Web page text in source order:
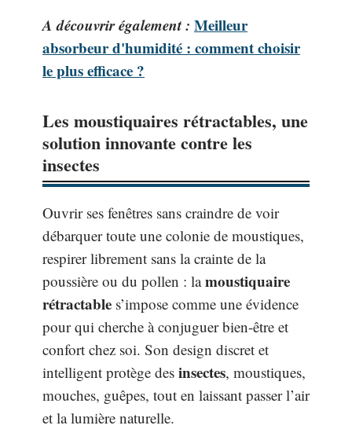
A découvrir également : Meilleur
absorbeur d'humidité : comment choisir
le plus efficace ?
Les moustiquaires rétractables, une
solution innovante contre les
insectes
Ouvrir ses fenêtres sans craindre de voir
débarquer toute une colonie de moustiques,
respirer librement sans la crainte de la
poussière ou du pollen : lamoustiquaire
rétractable s’impose comme une évidence
pour qui cherche à conjuguer bien-être et
confort chez soi. Son design discret et
intelligent protège des insectes, moustiques,
mouches, guêpes, tout en laissant passer l’air
et la lumière naturelle.